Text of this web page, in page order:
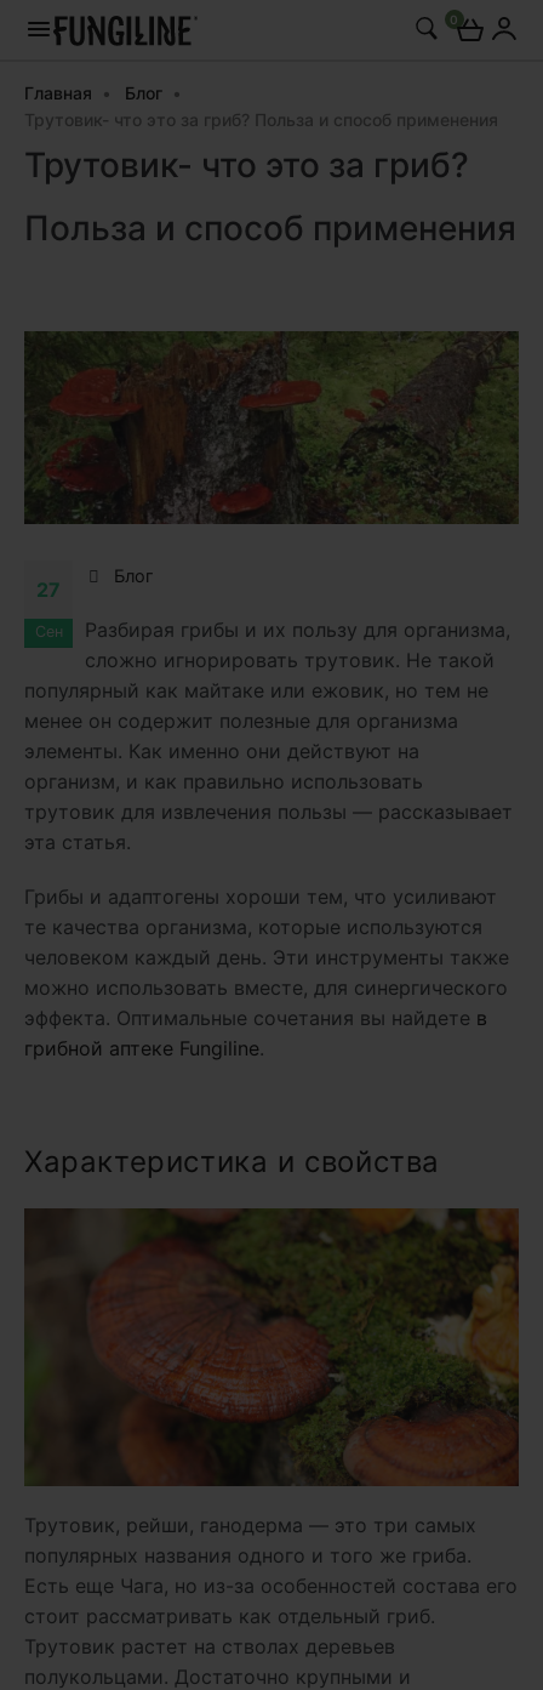
0
Главная
Блог
Трутовик- что это за гриб? Польза и способ применения
Трутовик- что это за гриб?
Польза и способ применения
27
Сен
Блог
Разбирая грибы и их пользу для организма,
сложно игнорировать трутовик. Не такой
популярный как майтаке или ежовик, но тем не
менее он содержит полезные для организма
элементы. Как именно они действуют на
организм, и как правильно использовать
трутовик для извлечения пользы — рассказывает
эта статья.
Грибы и адаптогены хороши тем, что усиливают
те качества организма, которые используются
человеком каждый день. Эти инструменты также
можно использовать вместе, для синергического
эффекта. Оптимальные сочетания вы найдете в
грибной аптеке Fungiline.
Характеристика и свойства
Трутовик, рейши, ганодерма — это три самых
популярных названия одного и того же гриба.
Есть еще Чага, но из-за особенностей состава его
стоит рассматривать как отдельный гриб.
Трутовик растет на стволах деревьев
полукольцами. Достаточно крупными и